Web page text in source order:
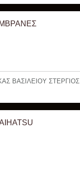
ΒΑΣΙΛΕΙΟΥ ΣΤΕΡΓΙΟΣ